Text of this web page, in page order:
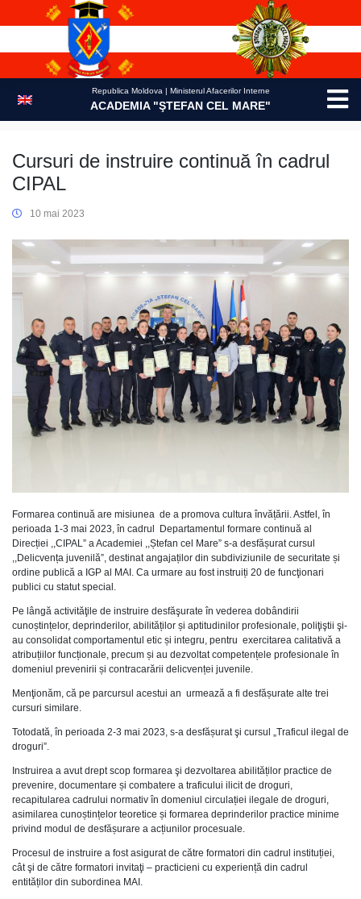
Republica Moldova | Ministerul Afacerilor Interne
ACADEMIA "ŞTEFAN CEL MARE"
Cursuri de instruire continuă în cadrul
CIPAL
10 mai 2023
Formarea continuă are misiunea de a promova cultura învățării. Astfel, în
perioada 1-3 mai 2023, în cadrul Departamentul formare continuă al
Direcției ,,CIPAL” a Academiei ,,Ștefan cel Mare” s-a desfășurat cursul
,,Delicvența juvenilă”, destinat angajaților din subdiviziunile de securitate și
ordine publică a IGP al MAI. Ca urmare au fost instruiți 20 de funcţionari
publici cu statut special.
Pe lângă activităţile de instruire desfăşurate în vederea dobândirii
cunoștințelor, deprinderilor, abilităților și aptitudinilor profesionale, poliţiştii şi-
au consolidat comportamentul etic și integru, pentru exercitarea calitativă a
atribuțiilor funcționale, precum și au dezvoltat competențele profesionale în
domeniul prevenirii și contracarării delicvenței juvenile.
Menţionăm, că pe parcursul acestui an urmează a fi desfășurate alte trei
cursuri similare.
Totodată, în perioada 2-3 mai 2023, s-a desfășurat şi cursul „Traficul ilegal de
droguri”.
Instruirea a avut drept scop formarea şi dezvoltarea abilităților practice de
prevenire, documentare și combatere a traficului ilicit de droguri,
recapitularea cadrului normativ în domeniul circulației ilegale de droguri,
asimilarea cunoștințelor teoretice și formarea deprinderilor practice minime
privind modul de desfășurare a acțiunilor procesuale.
Procesul de instruire a fost asigurat de către formatori din cadrul instituției,
cât şi de către formatori invitaţi – practicieni cu experiență din cadrul
entităților din subordinea MAI.